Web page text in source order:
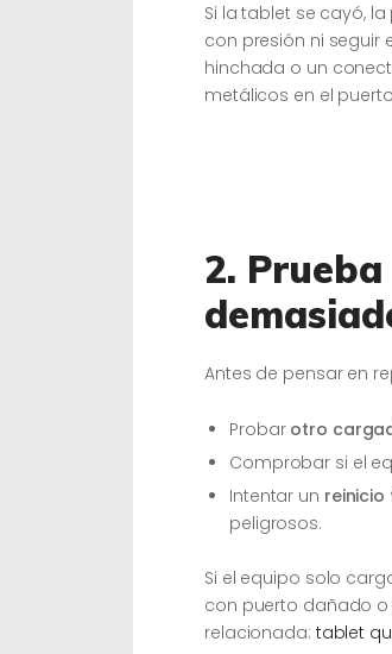
Si la tablet se cayó,
con presión ni seguir
hinchada o un
metálicos en el
2.
Antes de pensar en
Probar otro
Comprobar si el
Intentar un
peligrosos.
Si el equipo solo
con puerto dañado
relacionada: tablet